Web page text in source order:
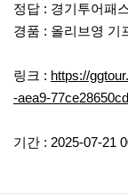
정답 : 경기투어패
경품 : 올리브영 기
링크 : https://
-aea9-
기간 : 2025-07-21